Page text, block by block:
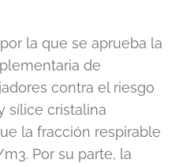
la que se aprueba la
de
contra el riesgo
sílice cristalina
la fracción respirable
Por su parte, la